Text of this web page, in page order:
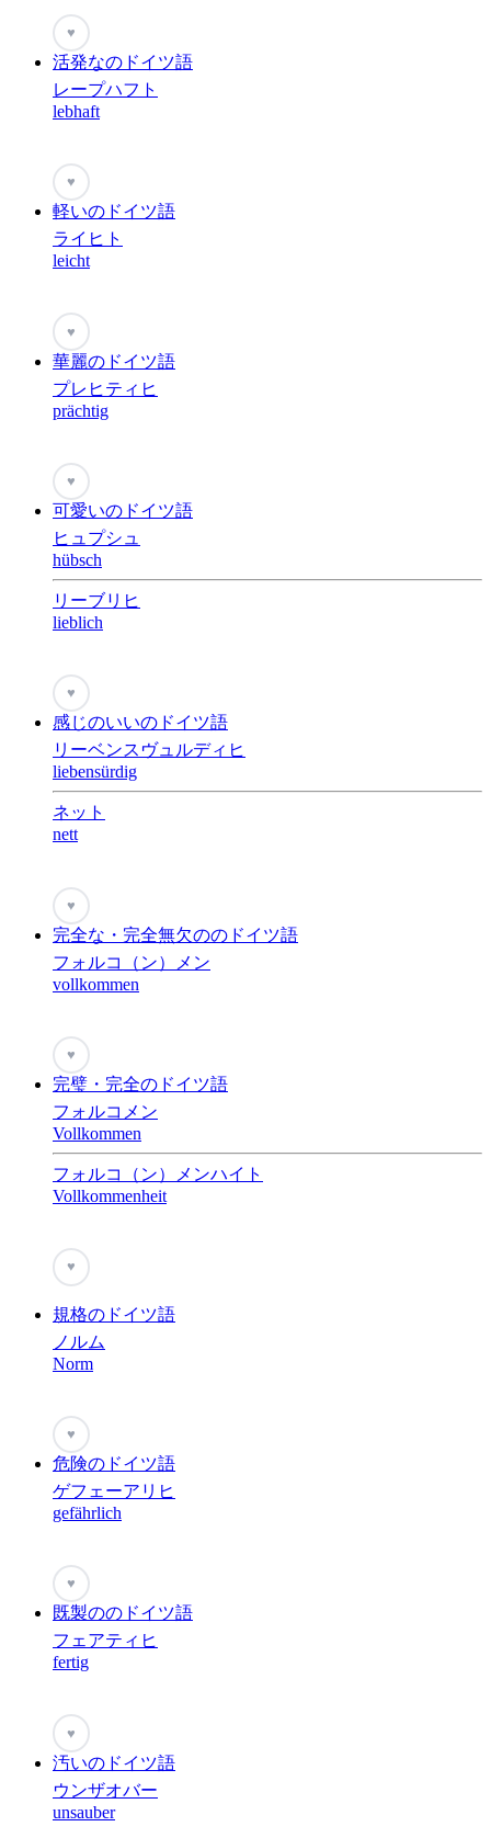
♥
活発なのドイツ語
レープハフト
lebhaft
♥
軽いのドイツ語
ライヒト
leicht
♥
華麗のドイツ語
プレヒティヒ
prächtig
♥
可愛いのドイツ語
ヒュプシュ
hübsch
リーブリヒ
lieblich
♥
感じのいいのドイツ語
リーベンスヴュルディヒ
liebensürdig
ネット
nett
♥
完全な・完全無欠ののドイツ語
フォルコ（ン）メン
vollkommen
♥
完璧・完全のドイツ語
フォルコメン
Vollkommen
フォルコ（ン）メンハイト
Vollkommenheit
♥
規格のドイツ語
ノルム
Norm
♥
危険のドイツ語
ゲフェーアリヒ
gefährlich
♥
既製ののドイツ語
フェアティヒ
fertig
♥
汚いのドイツ語
ウンザオバー
unsauber